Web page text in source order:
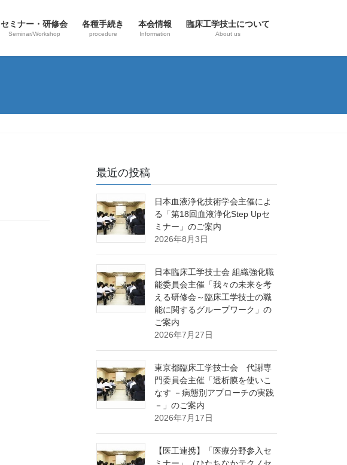
セミナー・研修会
Seminar/Workshop
各種手続き
procedure
本会情報
Information
臨床工学技士について
About us
最近の投稿
日本血液浄化技術学会主催によ
る「第18回血液浄化Step Upセ
ミナー」のご案内
2026年8月3日
日本臨床工学技士会 組織強化職
能委員会主催「我々の未来を考
える研修会～臨床工学技士の職
能に関するグループワーク」の
ご案内
2026年7月27日
東京都臨床工学技士会 代謝専
門委員会主催「透析膜を使いこ
なす －病態別アプローチの実践
－」のご案内
2026年7月17日
【医工連携】「医療分野参入セ